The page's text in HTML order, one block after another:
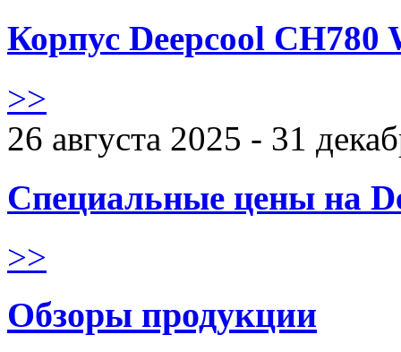
Корпус Deepcool CH780
>>
26 августа 2025 - 31
Специальные цены на
>>
Обзоры продукции